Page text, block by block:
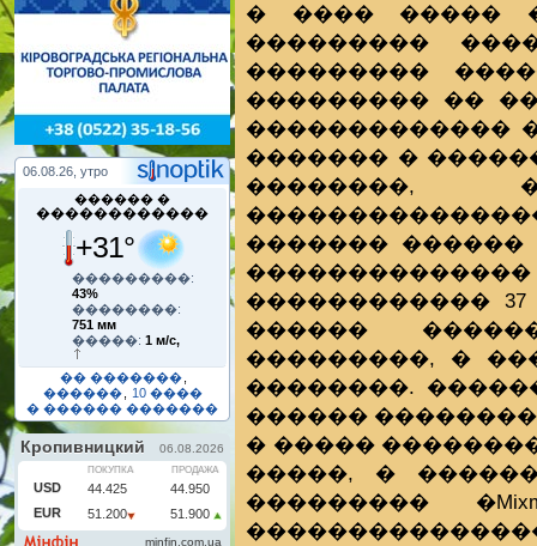
06.08.26, утро
������ �
������������
+31°
���������:
43%
��������:
751 мм
�����: 1 м/с,
�� �������
������
10 ����
� ������ �������
� ���� �����
���������
���������
��������� ��
�������������
������� �
��������,
������� ������
������������
������
���������, �
��������.
������
� �����
�����, �
���������